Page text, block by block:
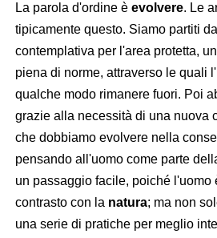
La parola d'ordine è evolvere. Le
tipicamente questo. Siamo partiti
contemplativa per l'area protetta,
piena di norme, attraverso le quali
qualche modo rimanere fuori. Poi
grazie alla necessità di una nuova
che dobbiamo evolvere nella
pensando all'uomo come parte
un passaggio facile, poiché l'uomo
contrasto con la natura; ma non
una serie di pratiche per meglio